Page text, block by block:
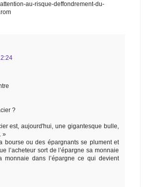
au-risque-deffondrement-du-
?
est, aujourd'hui, une gigantesque bulle,
»
bourse ou des épargnants se plument et
l’acheteur sort de l’épargne sa monnaie
dans l’épargne ce qui devient